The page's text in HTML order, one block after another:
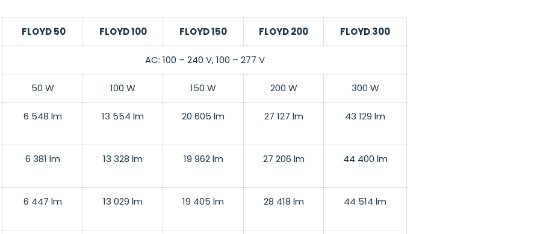
FLOYD 50 FLOYD 100 FLOYD 150 FLOYD 200 FLOYD 300
AC: 100 – 240 V, 100 – 277 V
50 W 100 W 150 W 200 W 300 W
6 548 lm 13 554 lm 20 605 lm 27 127 lm 43 129 lm
6 381 lm 13 328 lm 19 962 lm 27 206 lm 44 400 lm
6 447 lm 13 029 lm 19 405 lm 28 418 lm 44 514 lm